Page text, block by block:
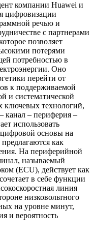
компании Huawei и
цифровизации
речью и
с партнерами
позволяет
потерями
потребностью в
Оно
перейти от
к поддерживаемой
и систематической
технологий,
канал – периферия –
использовать
цифровой основы на
как
На периферийной
называемый
(ECU), действует как
в себе функции
линия
низковольтного
на уровне минут,
и вероятность